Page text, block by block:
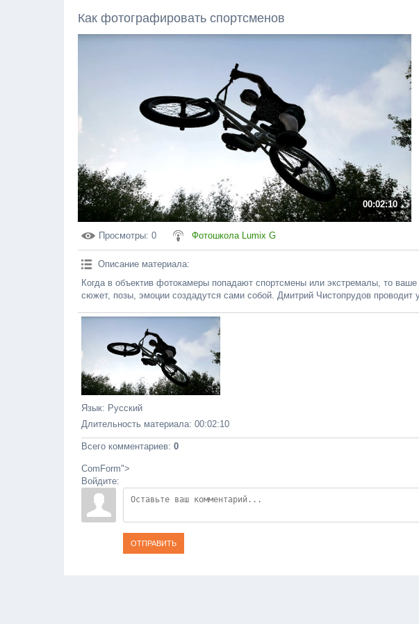
Как фотографировать спортсменов
00:02:10
Просмотры: 0 Фотошкола Lumix G
Описание материала:
Когда в объектив фотокамеры попадают спортсмены или экстремалы, то
сюжет, позы, эмоции создадутся сами собой. Дмитрий Чистопрудов проводит
Язык: Русский
Длительность материала: 00:02:10
Всего комментариев: 0
ComForm">
Войдите:
ОТПРАВИТЬ